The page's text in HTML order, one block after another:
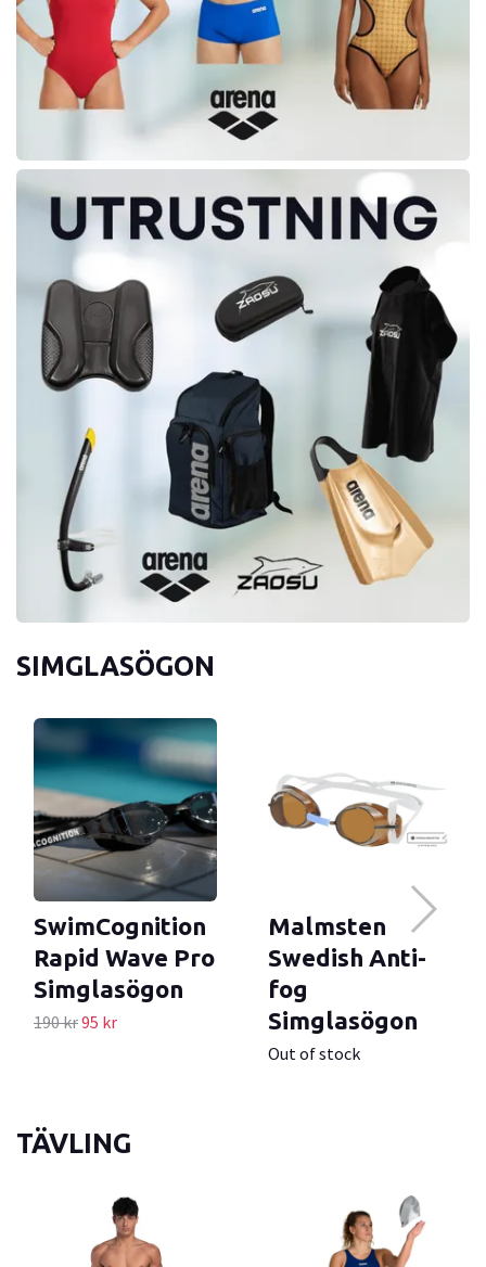
SIMGLASÖGON
SwimCognition
Rapid Wave Pro
Simglasögon
190 kr95 kr
Malmsten
Swedish Anti-
fog
Simglasögon
Out of stock
TÄVLING